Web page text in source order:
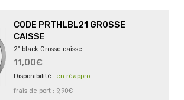
CODE PRTHLBL21 GROSSE
CAISSE
2" black Grosse caisse
11,00€
en réappro.
frais de port : 9,90€